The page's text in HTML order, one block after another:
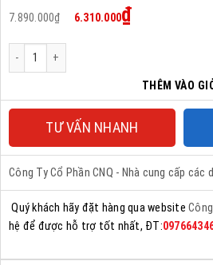
7.890.000₫
Giá
gốc
7.890.000₫.
6.310.000₫
Quạt Cắt Gió Nanyoo FM-1220X-2/Y số lượng
THÊM VÀO
TƯ VẤN NHANH
Công Ty Cổ Phần CNQ - Nhà cung cấp
Quý khách hãy đặt hàng qua website
hệ để được hỗ trợ tốt nhất, ĐT: